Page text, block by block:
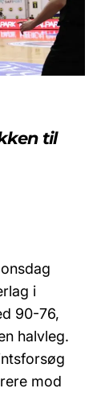
til
i
90-76,
halvleg.
mod